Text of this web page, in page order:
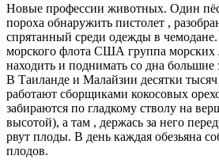
Новые профессии животных. Один
пороха обнаружить пистолет ,
спрятанный среди одежды в
морского флота США группа морских
находить и поднимать со дна
В Таиланде и Малайзии десятки тысяч
работают сборщиками кокосовых
забираются по гладкому стволу на
высотой), а там , держась за него
рвут плоды. В день каждая обезьяна
плодов.